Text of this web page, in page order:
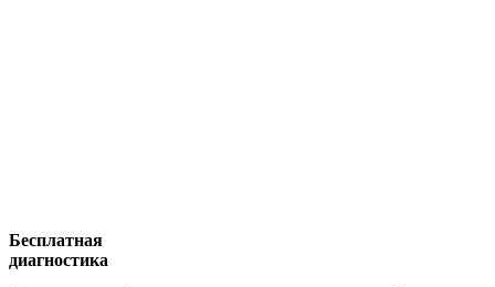
Бесплатная
диагностика